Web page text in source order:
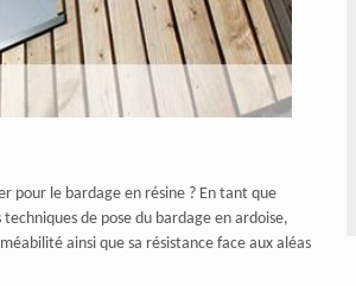
pour le bardage en résine ? En tant que
de pose du bardage en ardoise,
ainsi que sa résistance face aux aléas